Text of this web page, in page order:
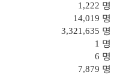
1,222 명
14,019 명
3,321,635 명
1 명
6 명
7,879 명